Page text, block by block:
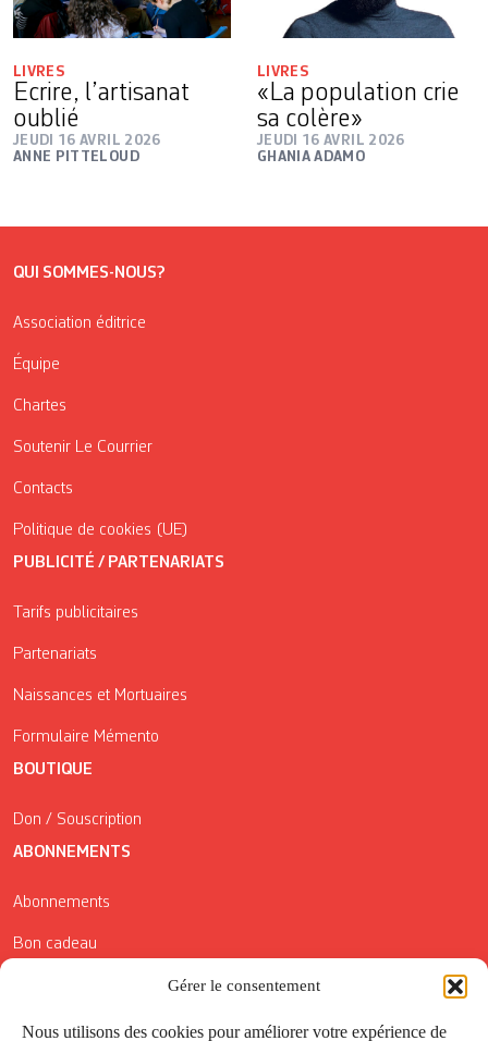
Gérer le consentement
Nous utilisons des cookies pour améliorer votre expérience de
LIVRES
Ecrire, l’artisanat
oublié
JEUDI 16 AVRIL 2026
ANNE PITTELOUD
LIVRES
«La population crie
sa colère»
JEUDI 16 AVRIL 2026
GHANIA ADAMO
QUI SOMMES-NOUS?
Association éditrice
Équipe
Chartes
Soutenir Le Courrier
Contacts
Politique de cookies (UE)
PUBLICITÉ / PARTENARIATS
Tarifs publicitaires
Partenariats
Naissances et Mortuaires
Formulaire Mémento
BOUTIQUE
Don / Souscription
ABONNEMENTS
Abonnements
Bon cadeau
Conditions générales de vente
Réductions de la Carte Côté Courrier